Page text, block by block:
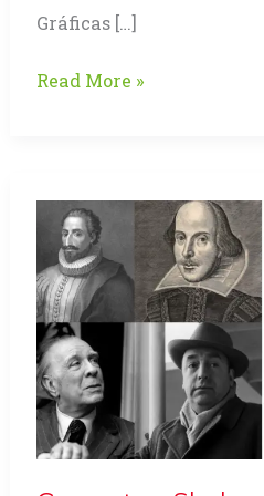
Gráficas […]
Gráfica
Orlando
2013
Read More »